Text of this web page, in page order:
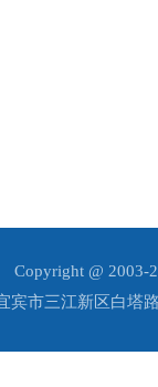
Copyright @ 2003-
宾市三江新区白